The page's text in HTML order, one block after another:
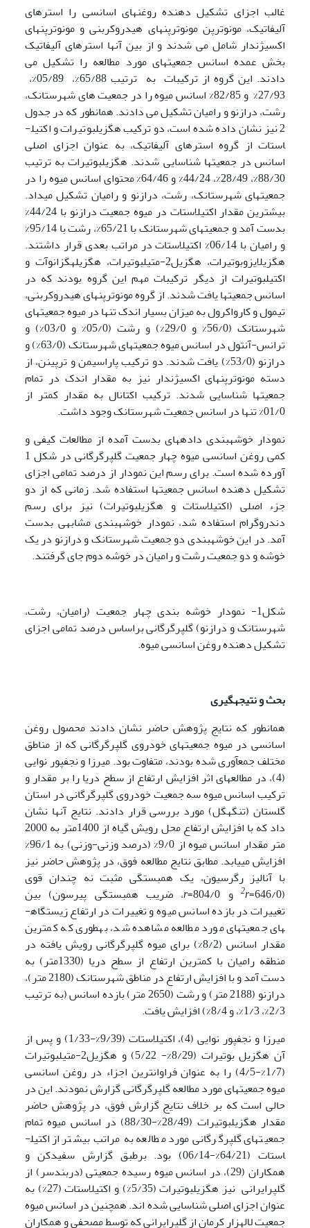
غالب اجزای تشکیل دهنده روغن­های اسانسی را استرهای
آلیفاتیک، مونوترپن مونوترپن­های هیدروکربنی و مونوترپن­های
اکسیژن­دار شامل می شدند و از بین آن­ها استرهای آلیفاتیک
بخش عمده اسانس جمعیت­های مورد مطالعه را تشکیل می
دادند. این گروه از ترکیبات به ترتیب 65/88%، 05/89%،
27/93% و 82/85% اسانس میوه را در جمعیت های شهرستانک،
رشت، درازنو و رامیان تشکیل می دادند. همانطور که در جدول
2 نیز نشان داده شده است، دو ترکیب هگزیل­بوتیرات و اکتیل­
استات از گروه استرهای آلیفاتیک، به عنوان اجزای اصلی
اسانس در جمعیت­ها شناسایی شدند. هگزیل­بوتیرات به ترتیب
88/30%، 28/49%، 44/24% و 64/46% محتوای اسانس میوه را در
جمعیت­های شهرستانک، رشت، درازنو و رامیان تشکیل می­داد.
بیش­ترین مقدار اکتیل­استات در میوه جمعیت درازنو با 44/24%
بدست آمد و جمعیت­های شهرستانک با 65/21%، رشت با 95/14%
و رامیان با 06/14% اکتیل­استات در مراتب بعدی قرار داشتند.
هگزیل­ایزوبوتیرات، هگزیل2-متیل­بوتیرات، هگزیل­هگزانوآت و
اکتیل­بوتیرات از دیگر ترکیبات مهم این گروه بودند که در
اسانس جمعیت­ها یافت شدند. از گروه مونوترپن­های هیدروکربنی،
تیمول و کارواکرول به میزان بسیار اندک تنها در میوه جمعیت­های
شهرستانک (56/0% و 29/0%) و رشت (05/0% و 03/0%) و
ترانس-آنتول در اسانس میوه جمعیت­های شهرستانک (63/0%) و
درازنو (53/0%) یافت شدند. دو ترکیب پاراسیمن و ترپینن، از
دسته مونوترپن­های اکسیژن­دار نیز به مقدار اندک در تمام
جمعیت­ها شناسایی شدند. ترکیب اکتانال به مقدار کمتر از
01/0% تنها در اسانس جمعیت شهرستانک وجود داشت.
نمودار خوشه­بندی داده­های بدست آمده از مطالعات کیفی و
کمی روغن اسانسی میوه چهار جمعیت گلپرگرگانی در شکل 1
آورده شده است. برای رسم این نمودار از درصد تمامی اجزای
تشکیل دهنده اسانس جمعیت­ها استفاده شد. زمانی که از دو
جزء اصلی (اکتیل­استات و هگزیل­بوتیرات) نیز برای رسم
دندروگرام استفاده شد، نمودار خوشه­بندی مشابهی بدست
آمد. در این خوشه­بندی دو جمعیت شهرستانک و درازنو در یک
خوشه و دو جمعیت رشت و رامیان در خوشه دوم جای گرفتند.
شکل1- نمودار خوشه بندی چهار جمعیت (رامیان، رشت،
شهرستانک و درازنو) گلپر­گرگانی براساس درصد تمامی اجزای
تشکیل دهنده روغن اسانسی میوه.
بحث و نتیجه­گیری
همانطور که نتایج پژوهش حاضر نشان دادند محصول روغن
اسانسی در میوه جمعیت­های خودروی گلپر­گرگانی که از مناطق
مختلف جمع­آوری شده بودند، متفاوت بود. میرزا و نجف­پور نوایی
(4)، در مطالعه­ای اثر افزایش ارتفاع از سطح دریا را بر مقدار و
ترکیب اسانس میوه سه جمعیت خودروی گلپر­گرگانی در استان
گلستان (تنگه­گل) مورد بررسی قرار دادند. نتایج آن­ها نشان
داد که با افزایش ارتفاع محل رویش گیاه از 1400متر به 2000
متر مقدار اسانس میوه از 9/0% (درصد وزنی-وزنی) به 96/1%
افزایش می­یابد. مطابق نتایج مطالعه فوق، در پژوهش حاضر نیز
با آنالیز­ رگرسیون، یک همبستگی مثبت نه چندان قوی
(646/0=
2r و 804/0= r، ضریب همبستگی پیرسون) بین
تغییرات در بازده اسانس میوه و تغییرات در ارتفاع زیستگاه­
های جمعیت­های مورد مطالعه مشاهده شد، به­طوری که کم­ترین
مقدار اسانس (8/2%) برای میوه گلپر­گرگانی رویش یافته در
منطقه رامیان با کم­ترین ارتفاع از سطح دریا (1330متر) به
دست آمد و با افزایش ارتفاع در مناطق شهرستانک (2180 متر)،
درازنو (2188 متر) و رشت (2650 متر) بازده اسانس (به ترتیب
2/3%، 1/3%، و 8/4%) افزایش یافت.
میرزا و نجف­پور نوایی (4)، اکتیل­استات (9/39%-1/33) و پس از
آن هگزیل بوتیرات (8/29%- 5/22) و هگزیل2-متیل­بوتیرات
(1/7%-4/5) را به عنوان فراوان­ترین اجزاء در روغن اسانسی
میوه جمعیت­های مورد مطالعه گلپر­گرگانی گزارش نمودند. این در
حالی است که بر خلاف نتایج گزارش فوق، در پژوهش حاضر
مقدار هگزیل­بوتیرات (28/49%-88/30) در اسانس میوه تمام
جمعیت­های گلپر­گرگانی مورد مطالعه به مراتب بیشتر از اکتیل­
استات (64/21%-06/14) بود. برطبق گزارش سفیدکن و
همکاران (29)، در اسانس میوه رسیده جمعیتی (دربندسر) از
گلپر­ایرانی نیز هگزیل­بوتیرات (5/35%) و اکتیل­استات (27%) به
عنوان اجزای اصلی شناسایی شده اند. همچنین در اسانس میوه
جمعیت لاله­زار کرمان از گلپر­ایرانی که توسط مصحفی و همکاران